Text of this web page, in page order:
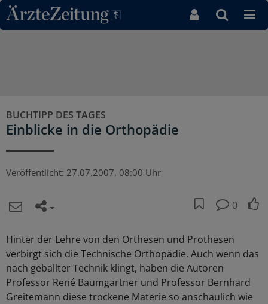
Direkt zum Inhaltsbereich
BUCHTIPP DES TAGES
Einblicke in die Orthopädie
Veröffentlicht: 27.07.2007, 08:00 Uhr
0
Hinter der Lehre von den Orthesen und Prothesen
verbirgt sich die Technische Orthopädie. Auch wenn das
nach geballter Technik klingt, haben die Autoren
Professor René Baumgartner und Professor Bernhard
Greitemann diese trockene Materie so anschaulich wie